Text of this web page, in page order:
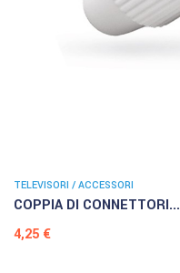
TELEVISORI / ACCESSORI
COPPIA DI CONNETTORI...
Prezzo
4,25 €